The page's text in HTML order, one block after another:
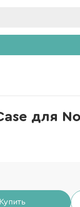
для